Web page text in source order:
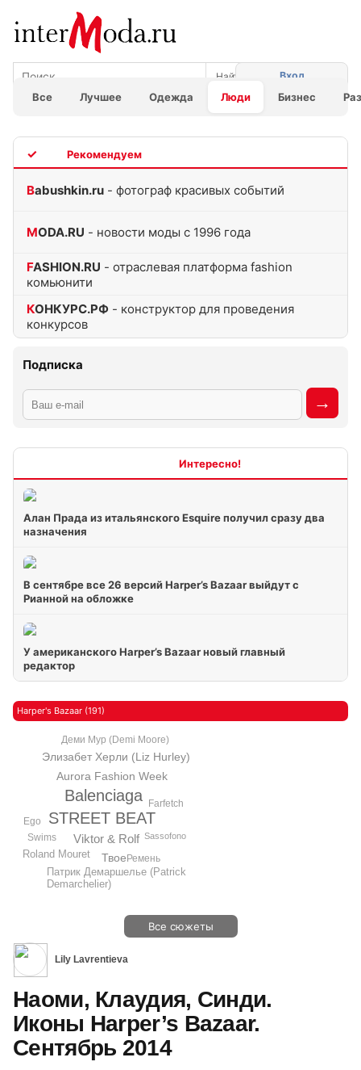
Все Лучшее Одежда Люди Бизнес
Вход
Babushkin.ru - фотограф красивых событий
MODA.RU - новости моды с 1996 года
FASHION.RU - отраслевая платформа fashion
комьюнити
КОНКУРС.РФ - конструктор для проведения
конкурсов
Подписка
Алан Прада из итальянского Esquire получил сразу два
назначения
В сентябре все 26 версий Harper’s Bazaar выйдут с
Рианной на обложке
У американского Harper’s Bazaar новый главный
редактор
Harper's Bazaar (191)
STREET BEAT
Balenciaga
Viktor & Rolf
Твое
Aurora Fashion Week
Элизабет Херли (Liz Hurley)
Патрик Демаршелье (Patrick
Demarchelier)
Roland Mouret
Swims
Деми Мур (Demi Moore)
Ремень
Ego
Farfetch
Sassofono
Все сюжеты
Lily Lavrentieva
Наоми, Клаудия, Синди.
Иконы Harper’s Bazaar.
Сентябрь 2014